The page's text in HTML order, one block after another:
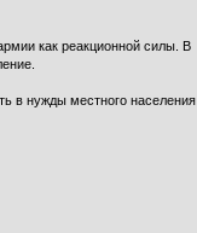
как реакционной силы. В
в нужды местного населения